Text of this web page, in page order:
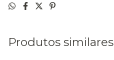
Produtos similares